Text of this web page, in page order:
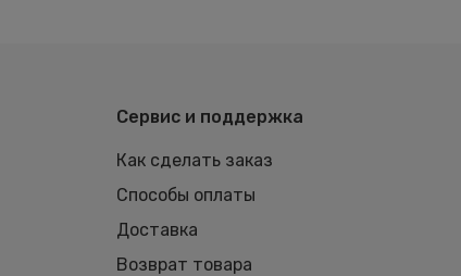
Сервис и поддержка
Как сделать заказ
Способы оплаты
Доставка
Возврат товара